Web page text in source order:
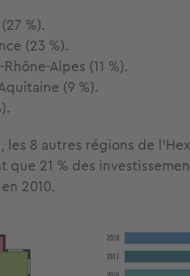
%).
(23 %).
Alpes (11 %).
(9 %).
les 8 autres régions de
que 21 % des
2010.